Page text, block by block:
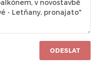
ODESLAT